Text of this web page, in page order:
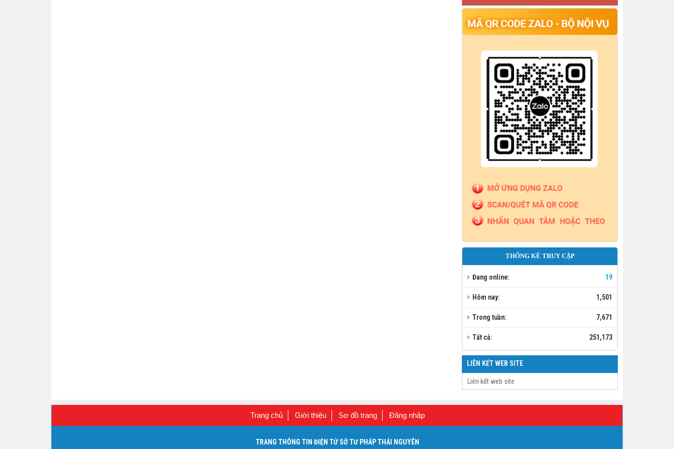
thông báo cấp lại Giấy đăng ký hoạt động Công ty
Luật TNHH PK Việt Nam
Thông báo quyết định công nhận hoàn thành tập
Thông báo Về việc công bố danh sách giám định
viên tư pháp, người giám định tư pháp theo vụ việc,
Thông báo Đăng ký tập sự hành nghề công
chứng cho bà Nguyễn Bình Nguyên
THỐNG KÊ TRUY CẬP
Đang online: 19
Hôm nay: 1,501
Trong tuần: 7,671
Tất cả: 251,173
LIÊN KẾT WEB SITE
Trang chủ Giới thiệu Sơ đồ trang Đăng nhập
TRANG THÔNG TIN ĐIỆN TỬ SỞ TƯ PHÁP THÁI NGUYÊN